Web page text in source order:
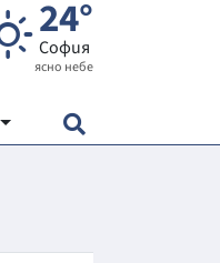
24°
София
ясно небе